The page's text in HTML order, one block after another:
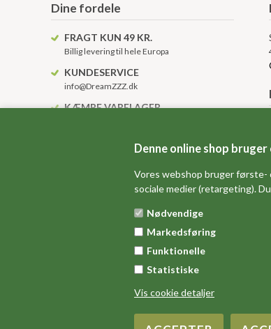
Denne online shop bruger
Vores webshop bruger første-
sociale medier (retargeting).
Nødvendige
Markedsføring
Funktionelle
Statistiske
Vis cookie detaljer
Dine fordele
FRAGT KUN 49 KR.
Billig levering til hele Europa
KUNDESERVICE
info@DreamZZZ.dk
KÆMPE VARELAGER